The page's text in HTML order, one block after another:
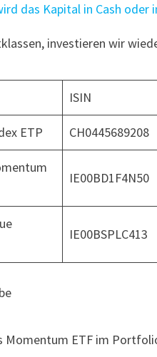
das Kapital in Cash
investieren wir
ISIN
ETP CH0445689208
IE00BD1F4N50
IE00BSPLC413
Momentum ETF im